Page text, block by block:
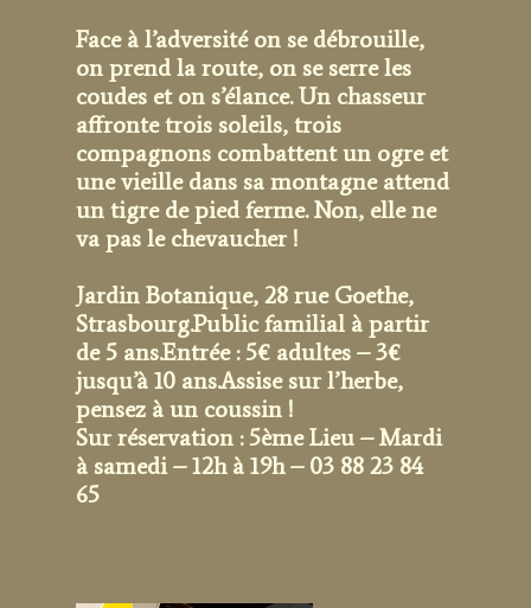
Face à l’adversité on se débrouille,
on prend la route, on se serre les
coudes et on s’élance. Un chasseur
affronte trois soleils, trois
compagnons combattent un ogre et
une vieille dans sa montagne attend
un tigre de pied ferme. Non, elle ne
va pas le chevaucher !
Jardin Botanique, 28 rue Goethe,
Strasbourg.Public familial à partir
de 5 ans.Entrée : 5€ adultes – 3€
jusqu’à 10 ans.Assise sur l’herbe,
pensez à un coussin !
Sur réservation : 5ème Lieu – Mardi
à samedi – 12h à 19h – 03 88 23 84
65